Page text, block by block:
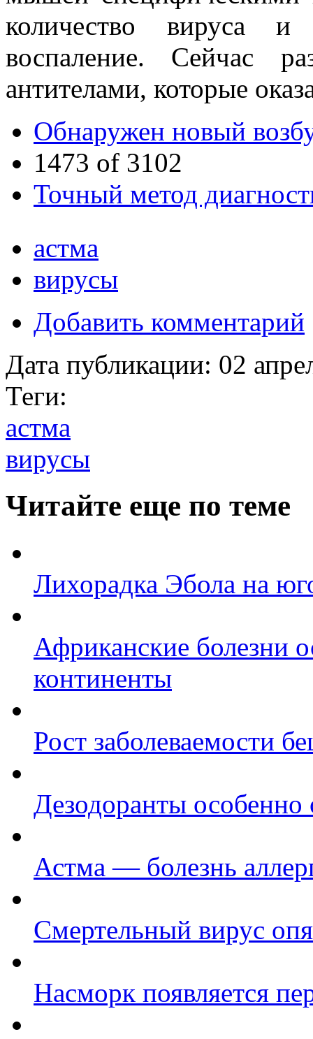
количество вируса
воспаление. Сейчас
антителами, которые
Обнаружен новый
1473 of 3102
Точный метод
астма
вирусы
Добавить комментарий
Дата публикации: 02
Теги:
астма
вирусы
Читайте еще по теме
Лихорадка Эбола на
Африканские болезни
континенты
Рост заболеваемости
Дезодоранты особенно
Астма — болезнь
Смертельный вирус
Насморк появляется